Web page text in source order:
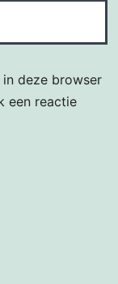
deze browser
een reactie